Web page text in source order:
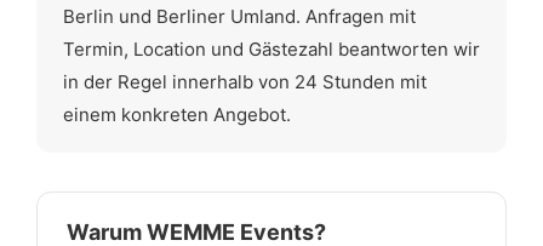
Berlin und Berliner Umland. Anfragen mit
Termin, Location und Gästezahl beantworten wir
in der Regel innerhalb von 24 Stunden mit
einem konkreten Angebot.
Warum WEMME Events?